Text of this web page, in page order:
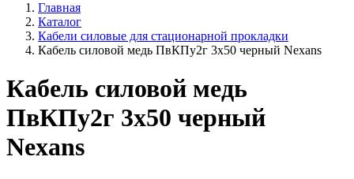
Главная
Каталог
Кабели силовые для стационарной прокладки
Кабель силовой медь ПвКПу2г 3x50 черный Nexans
Кабель силовой медь
ПвКПу2г 3x50 черный
Nexans